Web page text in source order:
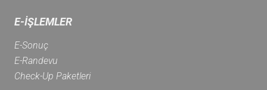
E-İŞLEMLER
E-Sonuç
E-Randevu
Check-Up Paketleri